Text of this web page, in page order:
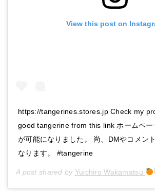
View this post on
https://tangerines.stores.jp Check my
good tangerine from this link ホームペー
が可能になりました。 尚、DMやコメン
なります。 #tangerine
A post shared by Yuichiro Wakamatsu